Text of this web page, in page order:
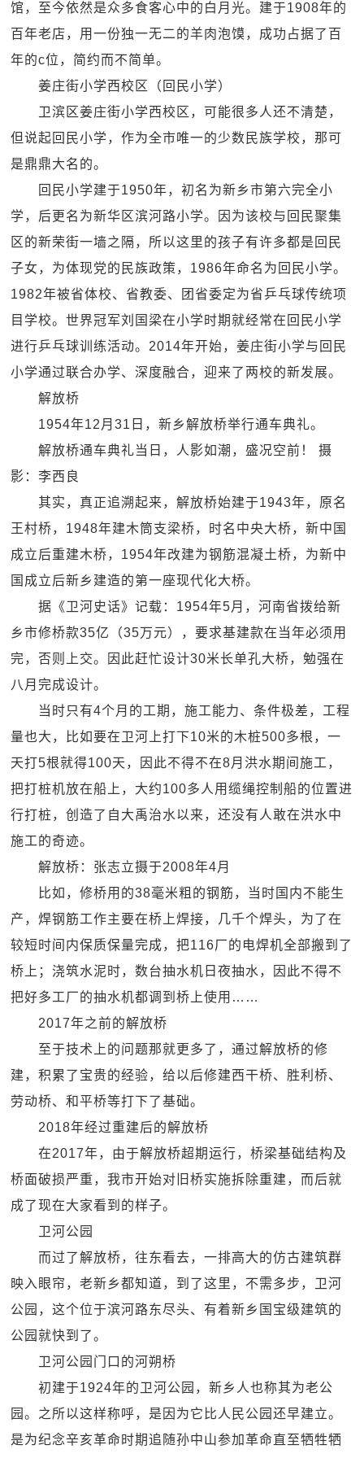
馆，至今依然是众多食客心中的白月光。建于1908年的
百年老店，用一份独一无二的羊肉泡馍，成功占据了百
年的c位，简约而不简单。
姜庄街小学西校区（回民小学）
卫滨区姜庄街小学西校区，可能很多人还不清楚，
但说起回民小学，作为全市唯一的少数民族学校，那可
是鼎鼎大名的。
回民小学建于1950年，初名为新乡市第六完全小
学，后更名为新华区滨河路小学。因为该校与回民聚集
区的新荣街一墙之隔，所以这里的孩子有许多都是回民
子女，为体现党的民族政策，1986年命名为回民小学。
1982年被省体校、省教委、团省委定为省乒乓球传统项
目学校。世界冠军刘国梁在小学时期就经常在回民小学
进行乒乓球训练活动。2014年开始，姜庄街小学与回民
小学通过联合办学、深度融合，迎来了两校的新发展。
解放桥
1954年12月31日，新乡解放桥举行通车典礼。
解放桥通车典礼当日，人影如潮，盛况空前！ 摄
影：李西良
其实，真正追溯起来，解放桥始建于1943年，原名
王村桥，1948年建木筒支梁桥，时名中央大桥，新中国
成立后重建木桥，1954年改建为钢筋混凝土桥，为新中
国成立后新乡建造的第一座现代化大桥。
据《卫河史话》记载：1954年5月，河南省拨给新
乡市修桥款35亿（35万元），要求基建款在当年必须用
完，否则上交。因此赶忙设计30米长单孔大桥，勉强在
八月完成设计。
当时只有4个月的工期，施工能力、条件极差，工程
量也大，比如要在卫河上打下10米的木桩500多根，一
天打5根就得100天，因此不得不在8月洪水期间施工，
把打桩机放在船上，大约100多人用缆绳控制船的位置进
行打桩，创造了自大禹治水以来，还没有人敢在洪水中
施工的奇迹。
解放桥：张志立摄于2008年4月
比如，修桥用的38毫米粗的钢筋，当时国内不能生
产，焊钢筋工作主要在桥上焊接，几千个焊头，为了在
较短时间内保质保量完成，把116厂的电焊机全部搬到了
桥上；浇筑水泥时，数台抽水机日夜抽水，因此不得不
把好多工厂的抽水机都调到桥上使用……
2017年之前的解放桥
至于技术上的问题那就更多了，通过解放桥的修
建，积累了宝贵的经验，给以后修建西干桥、胜利桥、
劳动桥、和平桥等打下了基础。
2018年经过重建后的解放桥
在2017年，由于解放桥超期运行，桥梁基础结构及
桥面破损严重，我市开始对旧桥实施拆除重建，而后就
成了现在大家看到的样子。
卫河公园
而过了解放桥，往东看去，一排高大的仿古建筑群
映入眼帘，老新乡都知道，到了这里，不需多步，卫河
公园，这个位于滨河路东尽头、有着新乡国宝级建筑的
公园就快到了。
卫河公园门口的河朔桥
初建于1924年的卫河公园，新乡人也称其为老公
园。之所以这样称呼，是因为它比人民公园还早建立。
是为纪念辛亥革命时期追随孙中山参加革命直至牺牲牺